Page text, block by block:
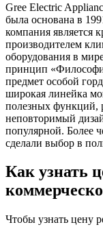
Gree Electric
была основана в
компания является
производителем
оборудования в
принцип
предмет особой
широкая линейка
полезных функций,
неповторимый
популярной. Более
сделали выбор в
Как узнать
Чтобы узнать цену